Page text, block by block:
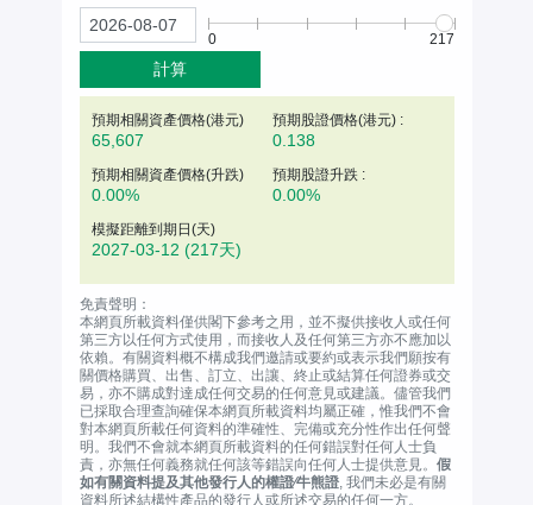
0 217
計算
預期相關資產價格(港元)
65,607
預期股證價格(港元) :
0.138
預期相關資產價格(升跌)
0.00%
預期股證升跌 :
0.00%
模擬距離到期日(天)
2027-03-12 (217天)
免責聲明：
本網頁所載資料僅供閣下參考之用，並不擬供接收人或任何
第三方以任何方式使用，而接收人及任何第三方亦不應加以
依賴。有關資料概不構成我們邀請或要約或表示我們願按有
關價格購買、出售、訂立、出讓、終止或結算任何證券或交
易，亦不購成對達成任何交易的任何意見或建議。儘管我們
已採取合理查詢確保本網頁所載資料均屬正確，惟我們不會
對本網頁所載任何資料的準確性、完備或充分性作出任何聲
明。我們不會就本網頁所載資料的任何錯誤對任何人士負
責，亦無任何義務就任何該等錯誤向任何人士提供意見。 假
如有關資料提及其他發行人的權證∕牛熊證, 我們未必是有關
資料所述結構性產品的發行人或所述交易的任何一方。